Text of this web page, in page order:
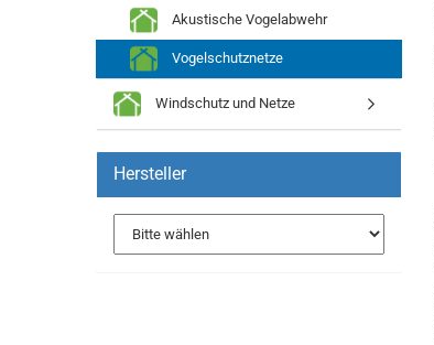
Akustische Vogelabwehr
Vogelschutznetze
Windschutz und Netze
Hersteller